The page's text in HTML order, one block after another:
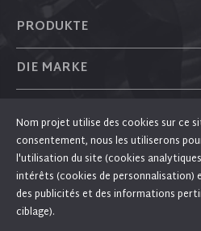
PRODUKTE
DIE MARKE
FOLGEN SIE UNS
Nom projet utilise des cookies sur ce
consentement, nous les utiliserons
l'utilisation du site (cookies
intérêts (cookies de personnalisation)
des publicités et des informations
ciblage).